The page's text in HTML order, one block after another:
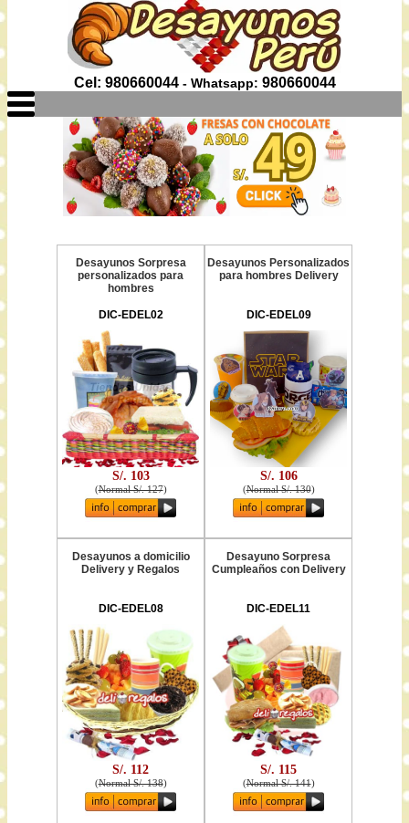
Cel: 980660044- Whatsapp: 980660044
Desayunos Sorpresa
personalizados para
hombres
DIC-EDEL02
S/. 103
(Normal S/. 127)
Desayunos Personalizados
para hombres Delivery
DIC-EDEL09
S/. 106
(Normal S/. 130)
Desayunos a domicilio
Delivery y Regalos
DIC-EDEL08
S/. 112
(Normal S/. 138)
Desayuno Sorpresa
Cumpleaños con Delivery
DIC-EDEL11
S/. 115
(Normal S/. 141)